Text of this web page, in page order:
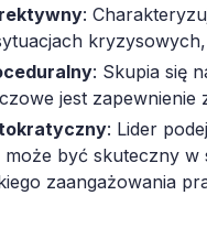
:
: Skupia się
jest zapewnienie
: Lider
może być skuteczny w
zaangażowania